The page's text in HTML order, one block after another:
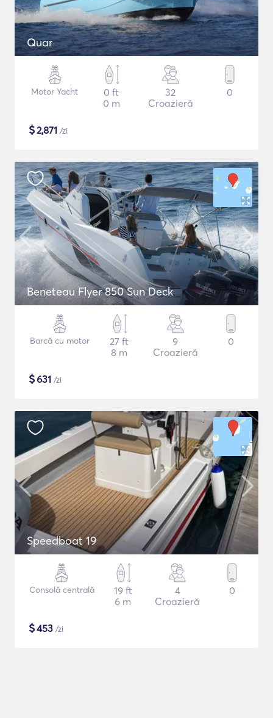
Quar
Motor Yacht
0 ft
0 m
32
Croazieră
0
$2,871 /zi
Beneteau Flyer 850 Sun Deck
Barcă cu motor
27 ft
8 m
9
Croazieră
0
$631 /zi
Speedboat 19
Consolă centrală
19 ft
6 m
4
Croazieră
0
$453 /zi